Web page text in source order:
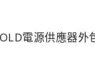
電源供應器外